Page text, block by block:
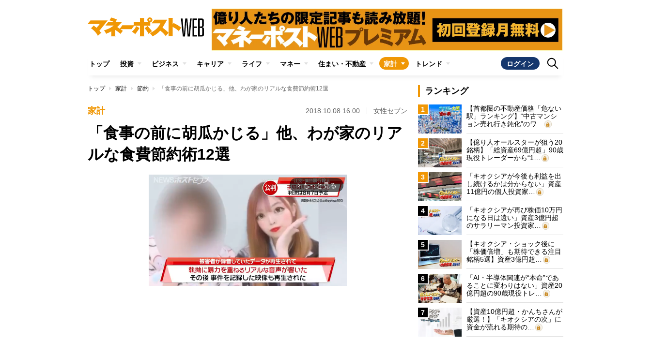
トップ 投資 ビジネス キャリア ライフ マネー 住まい・不動産 家計 トレンド ログイン
トップ 家計 節約 「食事の前に胡瓜かじる」他、わが家のリアルな食費節約術12選
家計 2018.10.08 16:00 女性セブン
「食事の前に胡瓜かじる」他、わが家のリア
ルな食費節約術12選
arrow_forward_ios もっと見る
ランキング
1
【首都圏の不動産価格「危ない
駅」ランキング】“中古マンシ
ョン売れ行き鈍化”のワ…
2
【億り人オールスターが狙う20
銘柄】「総資産69億円超」90歳
現役トレーダーから“1…
3
「キオクシアが今後も利益を出
し続けるかは分からない」資産
11億円の個人投資家…
4
「キオクシアが再び株価10万円
になる日は遠い」資産3億円超
のサラリーマン投資家…
5
【キオクシア・ショック後に
「株価倍増」も期待できる注目
銘柄5選】資産3億円超…
6
「AI・半導体関連が“本命”であ
ることに変わりはない」資産20
億円超の90歳現役トレ…
7
【資産10億円超・かんちさんが
厳選！】「キオクシアの次」に
資金が流れる期待の…